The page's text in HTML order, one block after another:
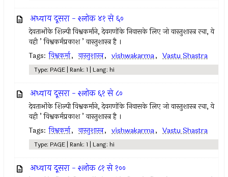
अध्याय दूसरा - श्लोक ४१ से ६०
देवताओंके शिल्पी विश्वकर्माने, देवगणोंके निवासके लिए जो वास्तुशास्त्र रचा, ये
वही ’ विश्वकर्मप्रकाश ’ वास्तुशास्त्र है ।
Tags: विश्वकर्मा, वास्तुशास्त्र, vishwakarma, Vastu Shastra
Type: PAGE | Rank: 1 | Lang: hi
अध्याय दूसरा - श्लोक ६१ से ८०
देवताओंके शिल्पी विश्वकर्माने, देवगणोंके निवासके लिए जो वास्तुशास्त्र रचा, ये
वही ’ विश्वकर्मप्रकाश ’ वास्तुशास्त्र है ।
Tags: विश्वकर्मा, वास्तुशास्त्र, vishwakarma, Vastu Shastra
Type: PAGE | Rank: 1 | Lang: hi
अध्याय दूसरा - श्लोक ८१ से १००